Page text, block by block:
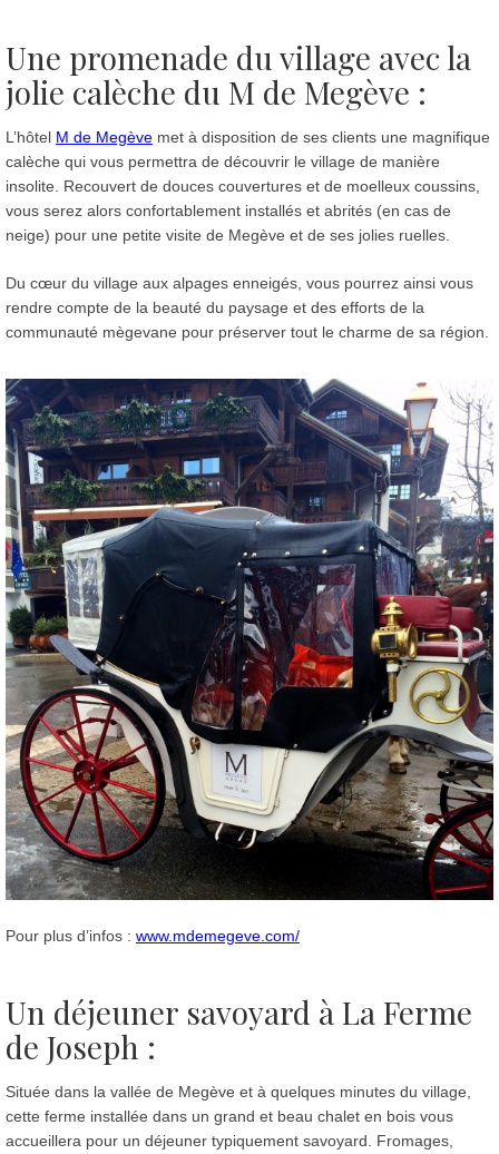
Une promenade du village avec la
jolie calèche du M de Megève :
L’hôtel M de Megève met à disposition de ses clients une magnifique
calèche qui vous permettra de découvrir le village de manière
insolite. Recouvert de douces couvertures et de moelleux coussins,
vous serez alors confortablement installés et abrités (en cas de
neige) pour une petite visite de Megève et de ses jolies ruelles.
Du cœur du village aux alpages enneigés, vous pourrez ainsi vous
rendre compte de la beauté du paysage et des efforts de la
communauté mègevane pour préserver tout le charme de sa région.
Pour plus d’infos : www.mdemegeve.com/
Un déjeuner savoyard à La Ferme
de Joseph :
Située dans la vallée de Megève et à quelques minutes du village,
cette ferme installée dans un grand et beau chalet en bois vous
accueillera pour un déjeuner typiquement savoyard. Fromages,